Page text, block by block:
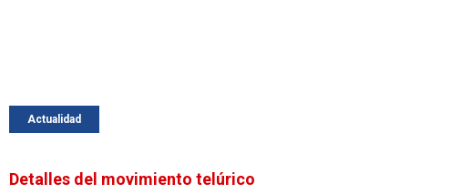
Actualidad
Detalles del movimiento telúrico